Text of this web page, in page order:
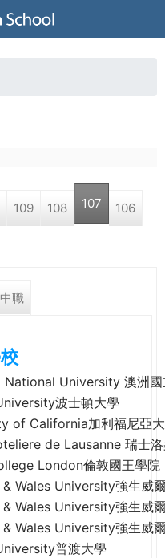
109 108 107 106
職
National University 澳洲國
波士頓大學
of California加利福尼亞
de Lausanne 瑞士
London倫敦國王學院
Wales University強生威
Wales University強生威
Wales University強生威
普渡大學